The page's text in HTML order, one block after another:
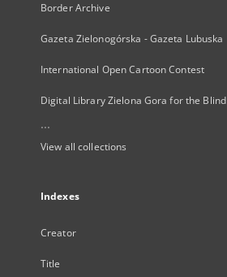
Border Archive
Gazeta Zielonogórska - Gazeta Lubuska
International Open Cartoon Contest
Digital Library Zielona Gora for the Blind
...
View all collections
Indexes
Creator
Title